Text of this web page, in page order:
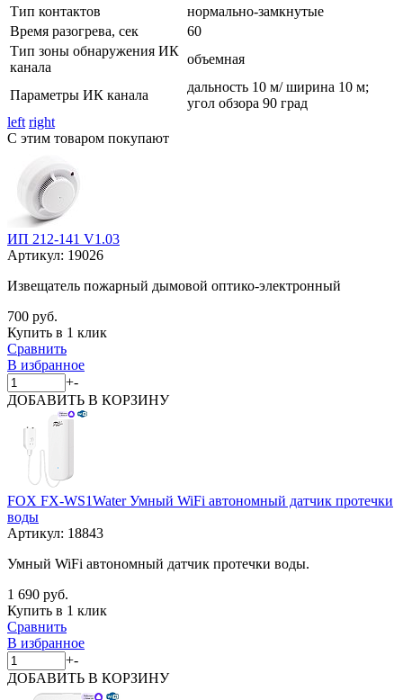
Тип контактов
нормально-замкнутые
Время разогрева, сек
60
Тип зоны обнаружения ИК
канала
объемная
Параметры ИК канала
дальность 10 м/ ширина 10 м;
угол обзора 90 град
left right
С этим товаром покупают
ИП 212-141 V1.03
Артикул: 19026
Извещатель пожарный дымовой оптико-электронный
700 руб.
Купить в 1 клик
Сравнить
В избранное
+-
ДОБАВИТЬ В КОРЗИНУ
FOX FX-WS1Water Умный WiFi автономный датчик протечки
воды
Артикул: 18843
Умный WiFi автономный датчик протечки воды.
1 690 руб.
Купить в 1 клик
Сравнить
В избранное
+-
ДОБАВИТЬ В КОРЗИНУ